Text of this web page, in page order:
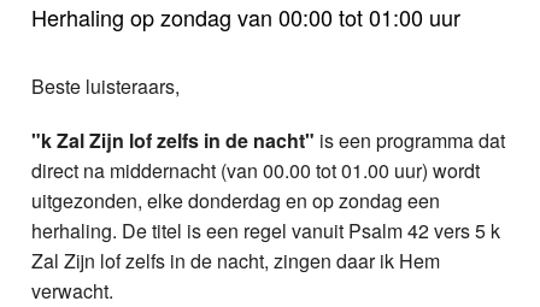
Video
Webcam
Info
Herhaling op zondag van 00:00 tot 01:00 uur
Beste luisteraars,
"k Zal Zijn lof zelfs in de nacht" is een programma dat
direct na middernacht (van 00.00 tot 01.00 uur) wordt
uitgezonden, elke donderdag en op zondag een
herhaling. De titel is een regel vanuit Psalm 42 vers 5 k
Zal Zijn lof zelfs in de nacht, zingen daar ik Hem
verwacht.